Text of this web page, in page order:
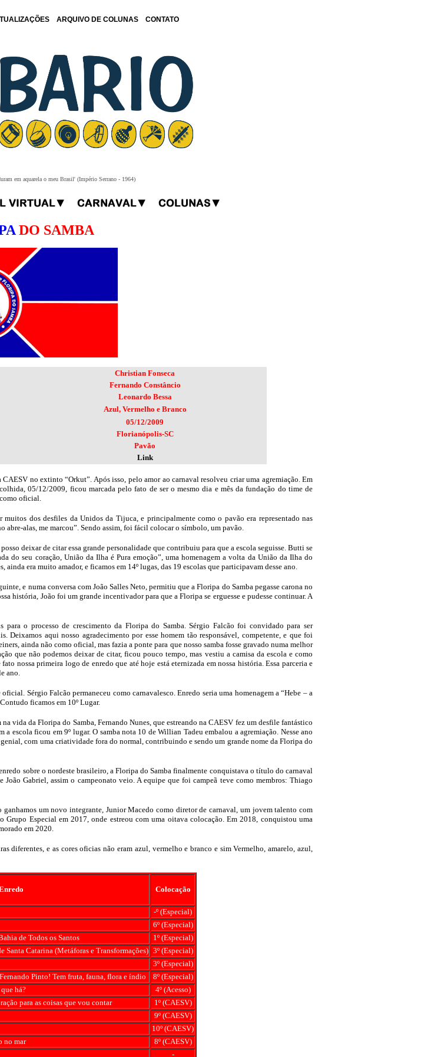
ARQUIVO DE COLUNAS CONTATO
em aquarela o meu Brasil' (Império Serrano - 1964)
DO SAMBA
Christian Fonseca
Fernando Constâncio
Leonardo Bessa
Azul, Vermelho e Branco
05/12/2009
Florianópolis-SC
Pavão
Link
no extinto “Orkut”. Após isso, pelo amor ao carnaval resolveu criar uma agremiação. Em
05/12/2009, ficou marcada pelo fato de ser o mesmo dia e mês da fundação do time de
oficial.
dos desfiles da Unidos da Tijuca, e principalmente como o pavão era representado nas
alas, me marcou”. Sendo assim, foi fácil colocar o símbolo, um pavão.
deixar de citar essa grande personalidade que contribuiu para que a escola seguisse. Butti se
do seu coração, União da Ilha é Pura emoção”, uma homenagem a volta da União da Ilha do
era muito amador, e ficamos em 14º lugas, das 19 escolas que participavam desse ano.
e numa conversa com João Salles Neto, permitiu que a Floripa do Samba pegasse carona no
história, João foi um grande incentivador para que a Floripa se erguesse e pudesse continuar. A
o processo de crescimento da Floripa do Samba. Sérgio Falcão foi convidado para ser
aqui nosso agradecimento por esse homem tão responsável, competente, e que foi
ainda não como oficial, mas fazia a ponte para que nosso samba fosse gravado numa melhor
que não podemos deixar de citar, ficou pouco tempo, mas vestiu a camisa da escola e como
nossa primeira logo de enredo que até hoje está eternizada em nossa história. Essa parceria e
ano.
Sérgio Falcão permaneceu como carnavalesco. Enredo seria uma homenagem a “Hebe – a
ficamos em 10º Lugar.
vida da Floripa do Samba, Fernando Nunes, que estreando na CAESV fez um desfile fantástico
escola ficou em 9º lugar. O samba nota 10 de Willian Tadeu embalou a agremiação. Nesse ano
com uma criatividade fora do normal, contribuindo e sendo um grande nome da Floripa do
sobre o nordeste brasileiro, a Floripa do Samba finalmente conquistava o título do carnaval
Gabriel, assim o campeonato veio. A equipe que foi campeã teve como membros: Thiago
um novo integrante, Junior Macedo como diretor de carnaval, um jovem talento com
Especial em 2017, onde estreou com uma oitava colocação. Em 2018, conquistou uma
em 2020.
diferentes, e as cores oficias não eram azul, vermelho e branco e sim Vermelho, amarelo, azul,
Colocação
-º (Especial)
6º (Especial)
de Todos os Santos
1º (Especial)
Santa Catarina (Metáforas e Transformações) 3º (Especial)
3º (Especial)
Pinto! Tem fruta, fauna, flora e índio
8º (Especial)
há?
4º (Acesso)
para as coisas que vou contar
1º (CAESV)
9º (CAESV)
10º (CAESV)
no mar
8º (CAESV)
-